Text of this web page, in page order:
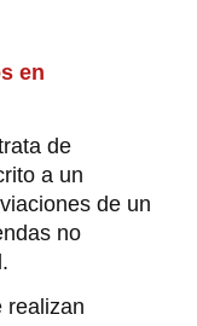
en
de
a un
de un
no
realizan